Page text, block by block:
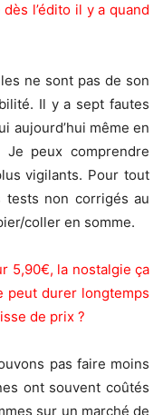
l’édito il y a quand
ne sont pas de son
Il y a sept fautes
aujourd’hui même en
Je peux comprendre
vigilants. Pour tout
tests non corrigés au
coller en somme.
5,90€, la nostalgie ça
peut durer longtemps
de prix ?
pas faire moins
ont souvent coûtés
sur un marché de